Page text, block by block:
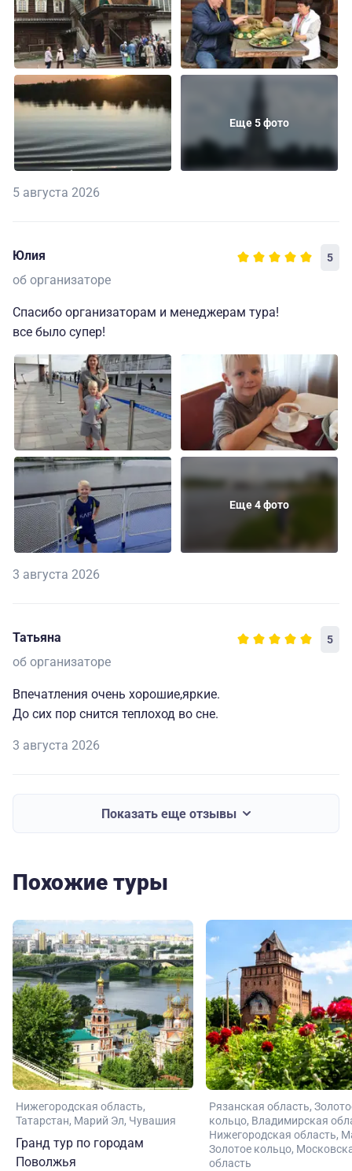
Еще 5 фото
5 августа 2026
Юлия 5
об организаторе
Спасибо организаторам и менеджерам тура!
все было супер!
Еще 4 фото
3 августа 2026
Татьяна 5
об организаторе
Впечатления очень хорошие,яркие.
До сих пор снится теплоход во сне.
3 августа 2026
Показать еще отзывы
Похожие туры
Нижегородская область
Татарстан Марий Эл Чувашия
Гранд тур по городам
Поволжья
Рязанская область
кольцо Владимирская
Нижегородская область
Золотое кольцо
область